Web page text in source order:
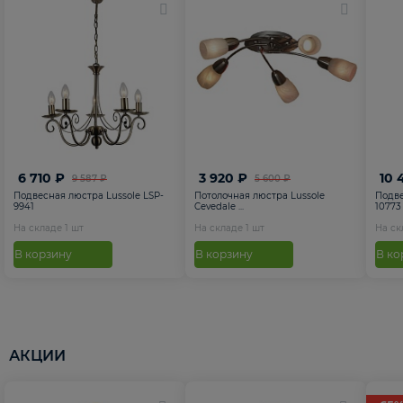
9 587 ₽
6 710 ₽
Подвесная люстра Lussole LSP-
9941
На складе 1 шт
В корзину
5 600 ₽
3 920 ₽
Потолочная люстра Lussole
Cevedale ...
На складе 1 шт
В корзину
10
10773
На
В
АКЦИИ